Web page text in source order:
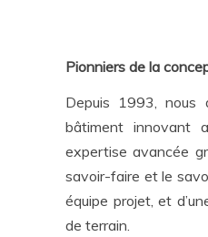
Pionniers de la
Depuis 1993, nous
bâtiment innovant
expertise avancée
savoir-faire et le
équipe projet, et
de terrain.